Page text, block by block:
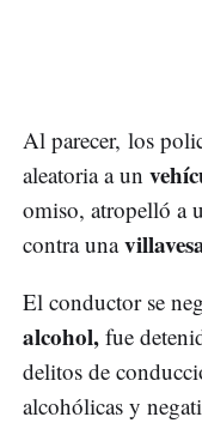
Al parecer, los
aleatoria a un
omiso, atropelló a
contra una
El conductor se
alcohol, fue
delitos de
alcohólicas y